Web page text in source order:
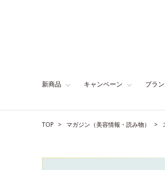
新商品 キャンペーン ブラ
TOP マガジン（美容情報・読み物）